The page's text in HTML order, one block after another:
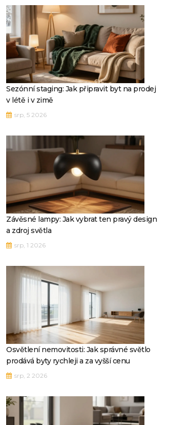
Sezónní staging: Jak připravit byt na prodej
v létě i v zimě
srp, 5 2026
Závěsné lampy: Jak vybrat ten pravý design
a zdroj světla
srp, 1 2026
Osvětlení nemovitosti: Jak správné světlo
prodává byty rychleji a za vyšší cenu
srp, 2 2026